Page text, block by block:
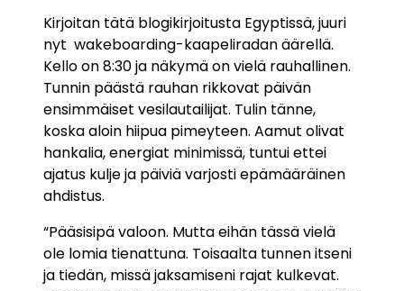
Kirjoitan tätä blogikirjoitusta Egyptissä, juuri
nyt wakeboarding-kaapeliradan äärellä.
Kello on 8:30 ja näkymä on vielä rauhallinen.
Tunnin päästä rauhan rikkovat päivän
ensimmäiset vesilautailijat. Tulin tänne,
koska aloin hiipua pimeyteen. Aamut olivat
hankalia, energiat minimissä, tuntui ettei
ajatus kulje ja päiviä varjosti epämääräinen
ahdistus.
“Pääsisipä valoon. Mutta eihän tässä vielä
ole lomia tienattuna. Toisaalta tunnen itseni
ja tiedän, missä jaksamiseni rajat kulkevat.